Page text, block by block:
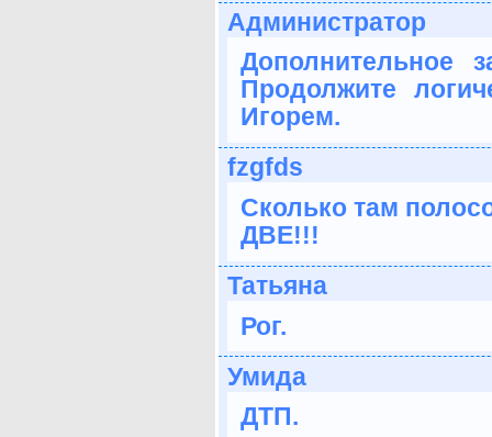
Администратор
Дополнительное
Продолжите
Игорем.
fzgfds
Сколько там
ДВЕ!!!
Татьяна
Рог.
Умида
ДТП.